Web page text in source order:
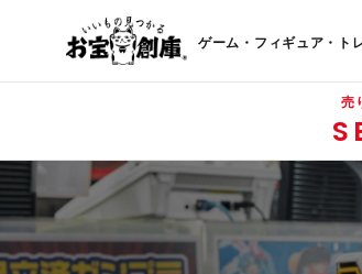
ゲーム・フィギュア・ト
売